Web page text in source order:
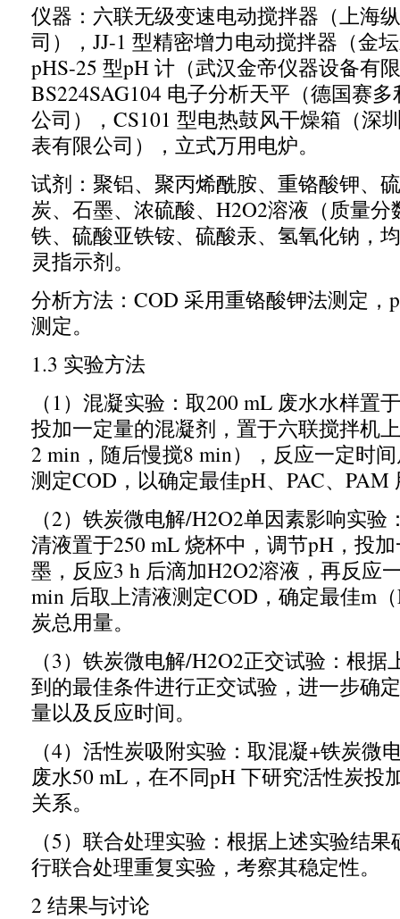
仪器：六联无级变速电动搅拌器（上海
司）， JJ-1 型精密增力电动搅拌器（金
pHS-25 型pH计（武汉金帝仪器设备有
BS224SAG104 电子分析天平（德国赛
公司）， CS101 型电热鼓风干燥箱（深
表有限公司），立式万用电炉。
试剂：聚铝、聚丙烯酰胺、重铬酸钾、
炭、石墨、浓硫酸、 H2O2溶液（质量分
铁、硫酸亚铁铵、硫酸汞、氢氧化钠，
灵指示剂。
分析方法： COD 采用重铬酸钾法测定，
测定。
1.3 实验方法
（1）混凝实验：取200 mL 废水水样置于
投加一定量的混凝剂，置于六联搅拌机
2 min ，随后慢搅8 min），反应一定时
测定COD ， 以确定最佳pH、 PAC、 PAM
（2）铁炭微电解/H2O2单因素影响实验
清液置于250 mL烧杯中，调节pH ，投
墨，反应3 h 后滴加H2O2溶液，再反应
min 后取上清液测定COD ，确定最佳m （
炭总用量。
（3）铁炭微电解/H2O2正交试验： 根据
到的最佳条件进行正交试验， 进一步确
量以及反应时间。
（4）活性炭吸附实验：取混凝+铁炭微
废水50 mL ，在不同pH下研究活性炭投
关系。
（5）联合处理实验：根据上述实验结
行联合处理重复实验，考察其稳定性。
2 结果与讨论